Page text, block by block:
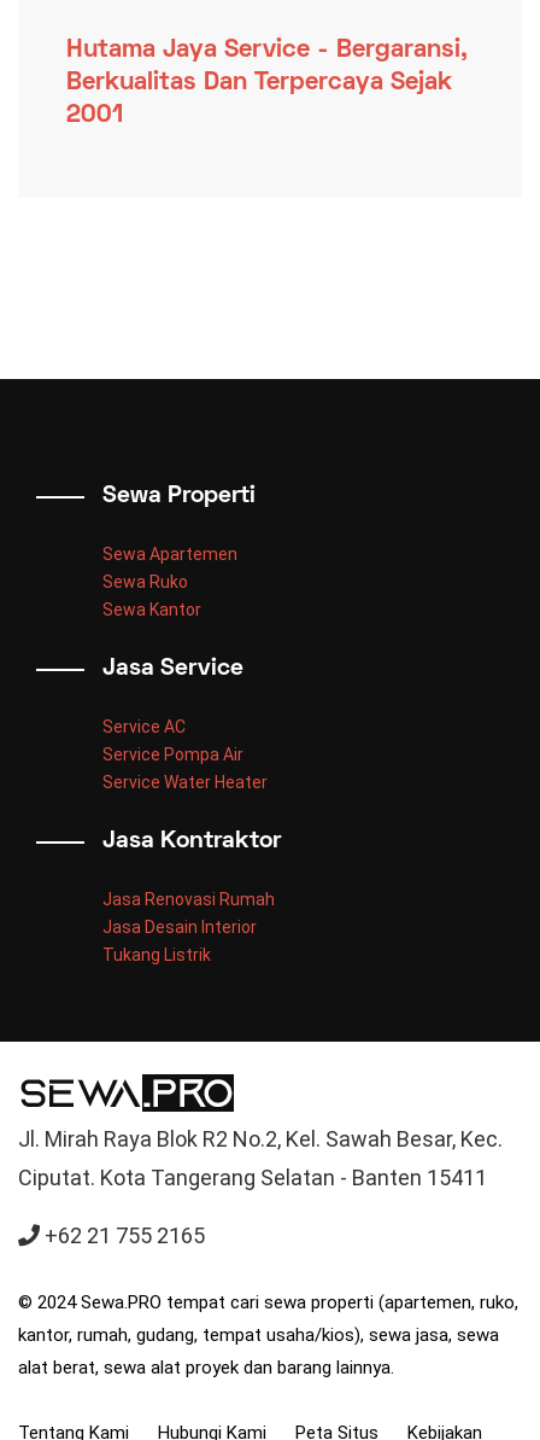
Hutama Jaya Service - Bergaransi,
Berkualitas Dan Terpercaya Sejak
2001
Sewa Properti
Sewa Apartemen
Sewa Ruko
Sewa Kantor
Jasa Service
Service AC
Service Pompa Air
Service Water Heater
Jasa Kontraktor
Jasa Renovasi Rumah
Jasa Desain Interior
Tukang Listrik
Jl. Mirah Raya Blok R2 No.2, Kel. Sawah Besar, Kec.
Ciputat. Kota Tangerang Selatan - Banten 15411
+62 21 755 2165
© 2024 Sewa.PRO tempat cari sewa properti (apartemen, ruko,
kantor, rumah, gudang, tempat usaha/kios), sewa jasa, sewa
alat berat, sewa alat proyek dan barang lainnya.
Tentang Kami Hubungi Kami Peta Situs Kebijakan